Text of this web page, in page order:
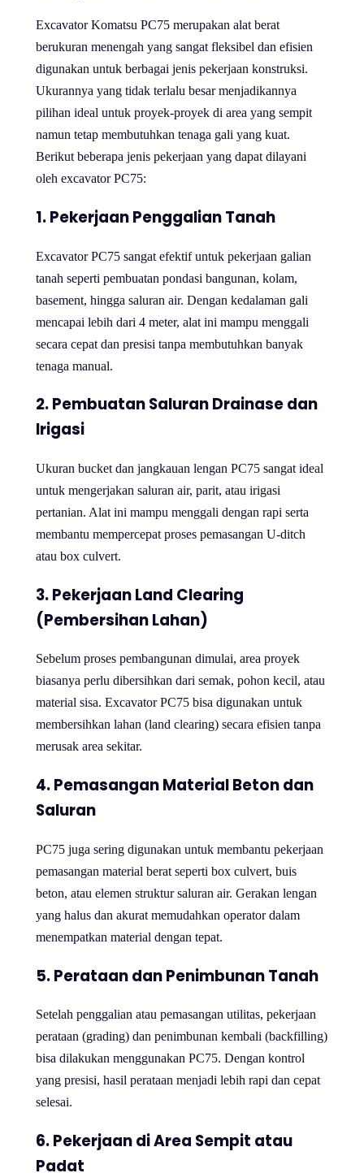
Excavator Komatsu PC75 merupakan alat berat
berukuran menengah yang sangat fleksibel dan efisien
digunakan untuk berbagai jenis pekerjaan konstruksi.
Ukurannya yang tidak terlalu besar menjadikannya
pilihan ideal untuk proyek-proyek di area yang sempit
namun tetap membutuhkan tenaga gali yang kuat.
Berikut beberapa jenis pekerjaan yang dapat dilayani
oleh excavator PC75:
1.Pekerjaan Penggalian Tanah
Excavator PC75 sangat efektif untuk pekerjaan galian
tanah seperti pembuatan pondasi bangunan, kolam,
basement, hingga saluran air. Dengan kedalaman gali
mencapai lebih dari 4 meter, alat ini mampu menggali
secara cepat dan presisi tanpa membutuhkan banyak
tenaga manual.
2.Pembuatan Saluran Drainase dan
Irigasi
Ukuran bucket dan jangkauan lengan PC75 sangat ideal
untuk mengerjakan saluran air, parit, atau irigasi
pertanian. Alat ini mampu menggali dengan rapi serta
membantu mempercepat proses pemasangan U-ditch
atau box culvert.
3.Pekerjaan Land Clearing
(Pembersihan Lahan)
Sebelum proses pembangunan dimulai, area proyek
biasanya perlu dibersihkan dari semak, pohon kecil, atau
material sisa. Excavator PC75 bisa digunakan untuk
membersihkan lahan (land clearing) secara efisien tanpa
merusak area sekitar.
4.Pemasangan Material Beton dan
Saluran
PC75 juga sering digunakan untuk membantu pekerjaan
pemasangan material berat seperti box culvert, buis
beton, atau elemen struktur saluran air. Gerakan lengan
yang halus dan akurat memudahkan operator dalam
menempatkan material dengan tepat.
5.Perataan dan Penimbunan Tanah
Setelah penggalian atau pemasangan utilitas, pekerjaan
perataan (grading) dan penimbunan kembali (backfilling)
bisa dilakukan menggunakan PC75. Dengan kontrol
yang presisi, hasil perataan menjadi lebih rapi dan cepat
selesai.
6.Pekerjaan di Area Sempit atau
Padat